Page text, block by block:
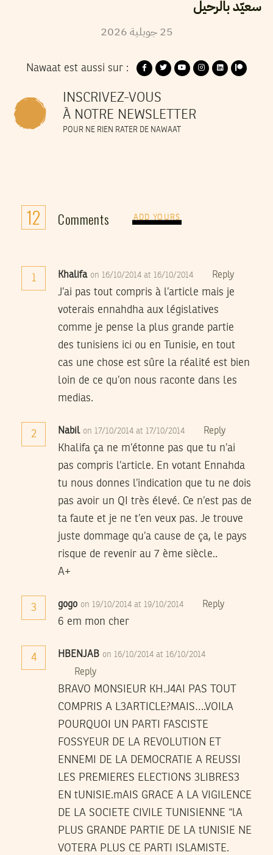
سعيّد بالرحيل
25 جويلية2026
Nawaat est aussi sur :
INSCRIVEZ-VOUS
À NOTRE NEWSLETTER
POUR NE RIEN RATER DE NAWAAT
12 Comments ADD YOURS
Khalifa on 16/10/2014 at 16/10/2014 Reply
J’ai pas tout compris à l’article mais je
voterais ennahdha aux législatives
comme je pense la plus grande partie
des tunisiens ici ou en Tunisie, en tout
cas une chose est sûre la réalité est bien
loin de ce qu’on nous raconte dans les
medias.
2 Nabil on 17/10/2014 at 17/10/2014 Reply
Khalifa ça ne m’étonne pas que tu n’ai
pas compris l’article. En votant Ennahda
tu nous donnes l’indication que tu ne dois
pas avoir un QI très élevé. Ce n’est pas de
ta faute et je ne t’en veux pas. Je trouve
juste dommage qu’a cause de ça, le pays
risque de revenir au 7 ème siècle..
A+
3 gogo on 19/10/2014 at 19/10/2014 Reply
6 em mon cher
4 HBENJAB on 16/10/2014 at 16/10/2014
Reply
BRAVO MONSIEUR KH.J4AI PAS TOUT
COMPRIS A L3ARTICLE?MAIS….VOILA
POURQUOI UN PARTI FASCISTE
FOSSYEUR DE LA REVOLUTION ET
ENNEMI DE LA DEMOCRATIE A REUSSI
LES PREMIERES ELECTIONS 3LIBRES3
EN tUNISIE.mAIS GRACE A LA VIGILENCE
DE LA SOCIETE CIVILE TUNISIENNE “lA
PLUS GRANDE PARTIE DE LA tUNISIE NE
VOTERA PLUS CE PARTI ISLAMISTE.